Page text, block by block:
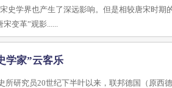
史学界也产生了深远影响。但是相较唐宋时
变革”观影......
学家”云客乐
所研究员20世纪下半叶以来，联邦德国（原